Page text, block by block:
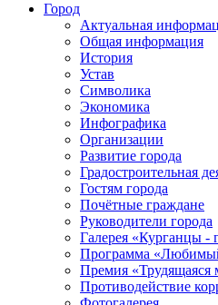
Город
Актуальная
Общая информация
История
Устав
Символика
Экономика
Инфографика
Организации
Развитие города
Градостроительная
Гостям города
Почётные граждане
Руководители города
Галерея «Курганцы -
Программа
Премия «Трудящаяся
Противодействие